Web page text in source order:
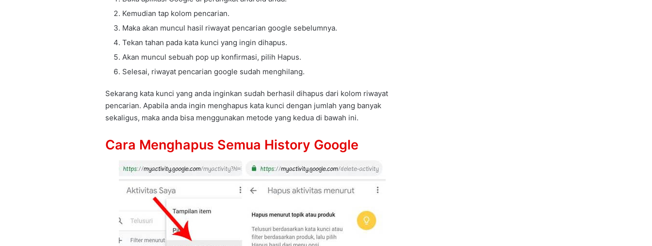
Kemudian tap kolom pencarian.
Maka akan muncul hasil riwayat pencarian google sebelumnya.
Tekan tahan pada kata kunci yang ingin dihapus.
Akan muncul sebuah pop up konfirmasi, pilih Hapus.
Selesai, riwayat pencarian google sudah menghilang.
Sekarang kata kunci yang anda inginkan sudah berhasil dihapus dari kolom riwayat
pencarian. Apabila anda ingin menghapus kata kunci dengan jumlah yang banyak
sekaligus, maka anda bisa menggunakan metode yang kedua di bawah ini.
Cara Menghapus Semua History Google